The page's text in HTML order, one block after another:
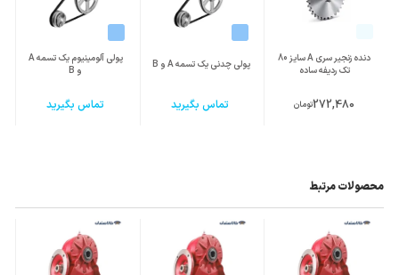
دنده زنجیر سری A سایز 80
تک ردیفه ساده
272,480تومان
پولی چدنی یک تسمه A و B
تماس بگیرید
پولی آلومینیوم یک تسمه A
و B
تماس بگیرید
محصولات مرتبط